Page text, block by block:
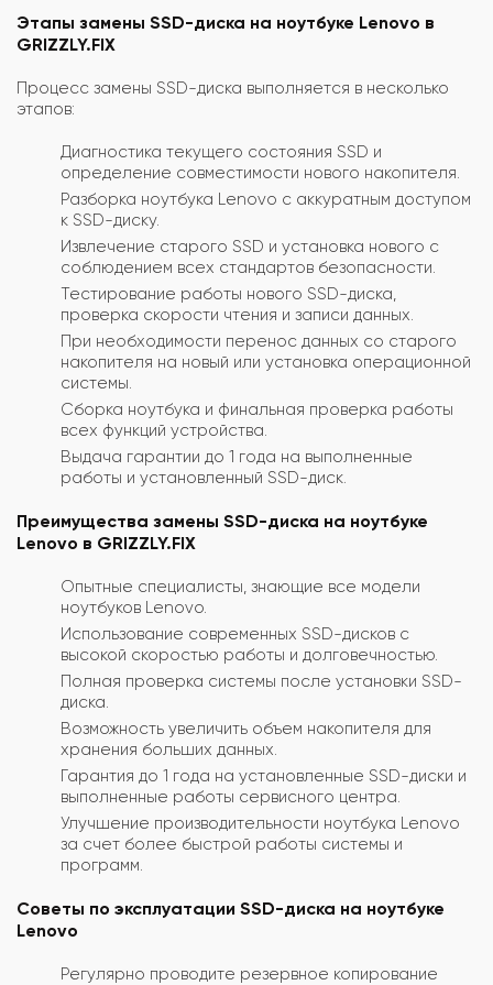
Этапы замены SSD-диска на ноутбуке Lenovo в
GRIZZLY.FIX
Процесс замены SSD-диска выполняется в несколько
этапов:
Диагностика текущего состояния SSD и
определение совместимости нового накопителя.
Разборка ноутбука Lenovo с аккуратным доступом
к SSD-диску.
Извлечение старого SSD и установка нового с
соблюдением всех стандартов безопасности.
Тестирование работы нового SSD-диска,
проверка скорости чтения и записи данных.
При необходимости перенос данных со старого
накопителя на новый или установка операционной
системы.
Сборка ноутбука и финальная проверка работы
всех функций устройства.
Выдача гарантии до 1 года на выполненные
работы и установленный SSD-диск.
Преимущества замены SSD-диска на ноутбуке
Lenovo в GRIZZLY.FIX
Опытные специалисты, знающие все модели
ноутбуков Lenovo.
Использование современных SSD-дисков с
высокой скоростью работы и долговечностью.
Полная проверка системы после установки SSD-
диска.
Возможность увеличить объем накопителя для
хранения больших данных.
Гарантия до 1 года на установленные SSD-диски и
выполненные работы сервисного центра.
Улучшение производительности ноутбука Lenovo
за счет более быстрой работы системы и
программ.
Советы по эксплуатации SSD-диска на ноутбуке
Lenovo
Регулярно проводите резервное копирование